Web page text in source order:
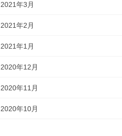
2021年3月
2021年2月
2021年1月
2020年12月
2020年11月
2020年10月